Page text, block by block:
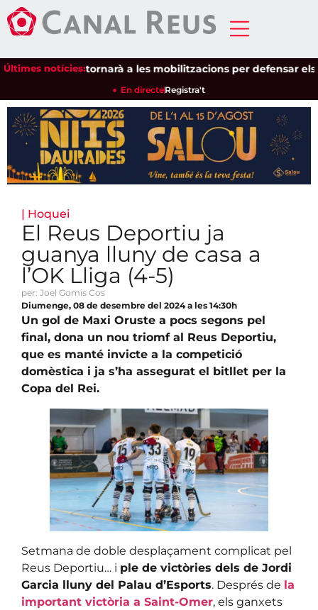
Últimes notícies:
Pagesos tornarà a les mobilitzacions per defensar els
En directeRegistra't
| Hoquei
El Reus Deportiu ja
guanya lluny de casa a
l’OK Lliga (4-5)
per: Joel Gomis Cos
Diumenge, 08 de desembre del 2024 a les 14:30h
Un gol de Maxi Oruste a pocs segons pel
final, dona un nou triomf al Reus Deportiu,
que es manté invicte a la competició
domèstica i ja s’ha assegurat el bitllet per la
Copa del Rei.
Setmana de doble desplaçament complicat pel
Reus Deportiu… i ple de victòries dels de Jordi
Garcia lluny del Palau d’Esports. Després de la
important victòria a Saint-Omer, els ganxets